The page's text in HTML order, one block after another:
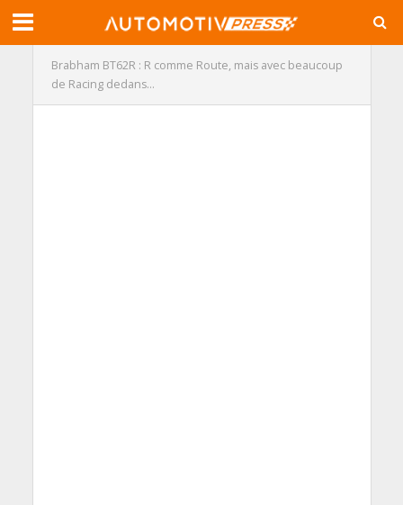
Brabham BT62R : R comme Route, mais avec beaucoup
de Racing dedans…